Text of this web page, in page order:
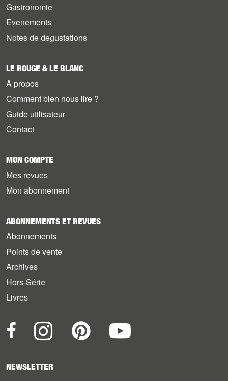
Gastronomie
Evenements
Notes de degustations
LE ROUGE & LE BLANC
A propos
Comment bien nous lire ?
Guide utilisateur
Contact
MON COMPTE
Mes revues
Mon abonnement
ABONNEMENTS ET REVUES
Abonnements
Points de vente
Archives
Hors-Série
Livres
NEWSLETTER